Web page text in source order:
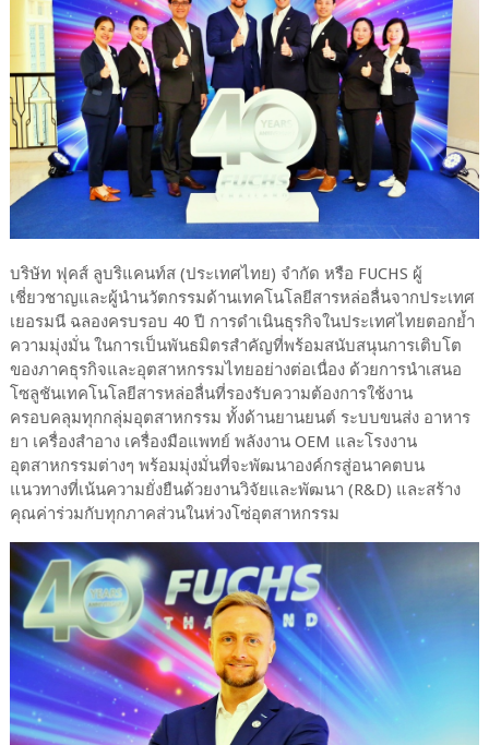
บริษัท ฟุคส์ ลูบริแคนท์ส (ประเทศไทย) จำกัด หรือ FUCHS ผู้
เชี่ยวชาญและผู้นำนวัตกรรมด้านเทคโนโลยีสารหล่อลื่นจากประเทศ
เยอรมนี ฉลองครบรอบ 40 ปี การดำเนินธุรกิจในประเทศไทยตอกย้ำ
ความมุ่งมั่น ในการเป็นพันธมิตรสำคัญที่พร้อมสนับสนุนการเติบโต
ของภาคธุรกิจและอุตสาหกรรมไทยอย่างต่อเนื่อง ด้วยการนำเสนอ
โซลูชันเทคโนโลยีสารหล่อลื่นที่รองรับความต้องการใช้งาน
ครอบคลุมทุกกลุ่มอุตสาหกรรม ทั้งด้านยานยนต์ ระบบขนส่ง อาหาร
ยา เครื่องสำอาง เครื่องมือแพทย์ พลังงาน OEM และโรงงาน
อุตสาหกรรมต่างๆ พร้อมมุ่งมั่นที่จะพัฒนาองค์กรสู่อนาคตบน
แนวทางที่เน้นความยั่งยืนด้วยงานวิจัยและพัฒนา (R&D) และสร้าง
คุณค่าร่วมกับทุกภาคส่วนในห่วงโซ่อุตสาหกรรม